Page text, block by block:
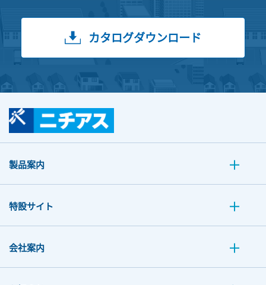
カタログダウンロード
製品案内
特設サイト
会社案内